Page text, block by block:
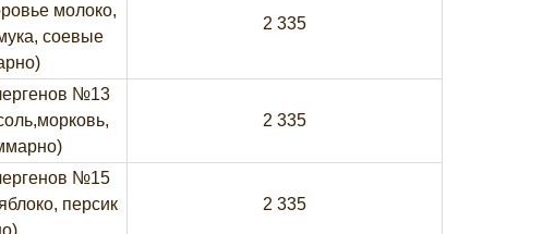
молоко,
соевые
2 335
№13
2 335
№15
персик
2 335